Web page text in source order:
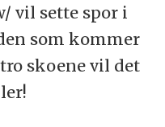
vil sette spor i
som kommer
skoene vil det